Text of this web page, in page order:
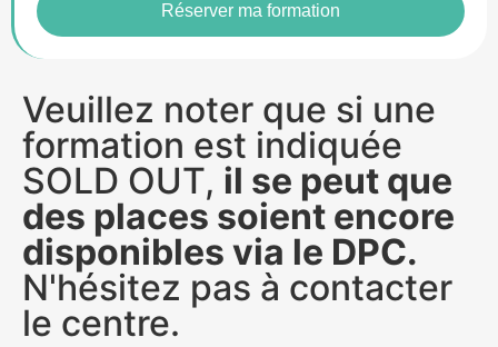
Réserver ma formation
Veuillez noter que si une
formation est indiquée
SOLD OUT, il se peut que
des places soient encore
disponibles via le DPC.
N'hésitez pas à contacter
le centre.